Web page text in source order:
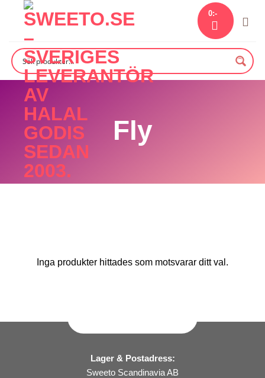
content
0:-
Fly
Inga produkter hittades som motsvarar ditt val.
Lager & Postadress:
Sweeto Scandinavia AB